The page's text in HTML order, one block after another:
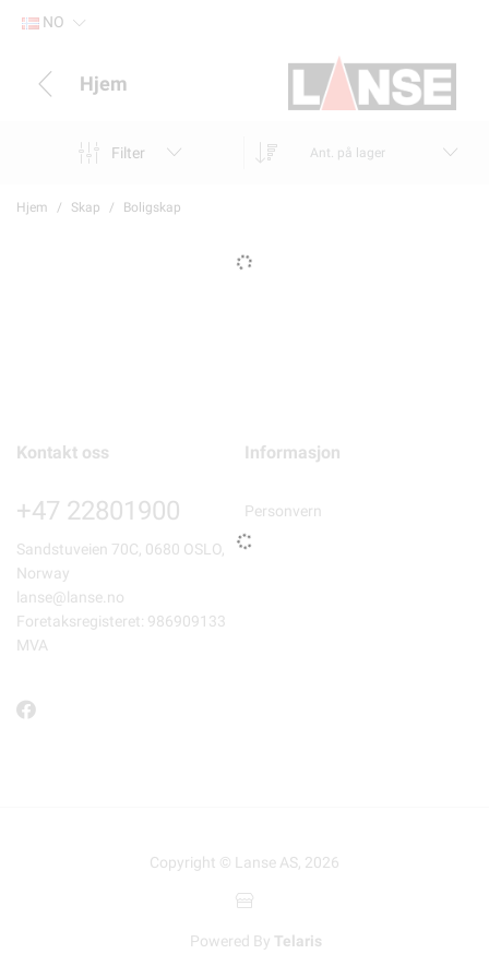
NO
Hjem
Filter Ant. på lager
Hjem Skap Boligskap
Kontakt oss
+47 22801900
Sandstuveien 70C, 0680 OSLO,
Norway
lanse@lanse.no
Foretaksregisteret: 986909133
MVA
Informasjon
Personvern
Copyright © Lanse AS, 2026
Powered By Telaris